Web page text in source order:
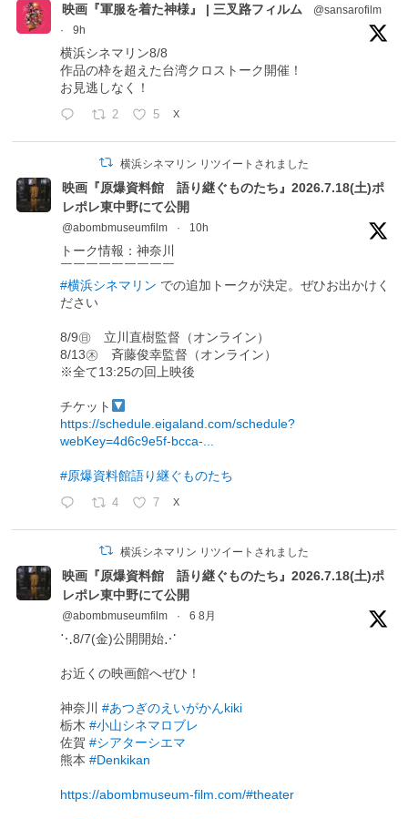
映画『軍服を着た神様』 | 三叉路フィルム
@sansarofilm
·
9h
横浜シネマリン8/8
作品の枠を超えた台湾クロストーク開催！
お見逃しなく！
2 5 X
横浜シネマリン リツイートされました
映画『原爆資料館 語り継ぐものたち』2026.7.18(土)ポ
レポレ東中野にて公開
@abombmuseumfilm · 10h
トーク情報：神奈川
￣￣￣￣￣￣￣￣￣
#横浜シネマリン での追加トークが決定。ぜひお出かけく
ださい
8/9㊐ 立川直樹監督（オンライン）
8/13㊍ 斉藤俊幸監督（オンライン）
※全て13:25の回上映後
チケット
https://schedule.eigaland.com/schedule?
webKey=4d6c9e5f-bcca-...
#原爆資料館語り継ぐものたち
4 7 X
横浜シネマリン リツイートされました
映画『原爆資料館 語り継ぐものたち』2026.7.18(土)ポ
レポレ東中野にて公開
@abombmuseumfilm · 6 8月
⋱8/7(金)公開開始⋰
お近くの映画館へぜひ！
神奈川#あつぎのえいがかんkiki
栃木#小山シネマロブレ
佐賀#シアターシエマ
熊本#Denkikan
https://abombmuseum-film.com/#theater